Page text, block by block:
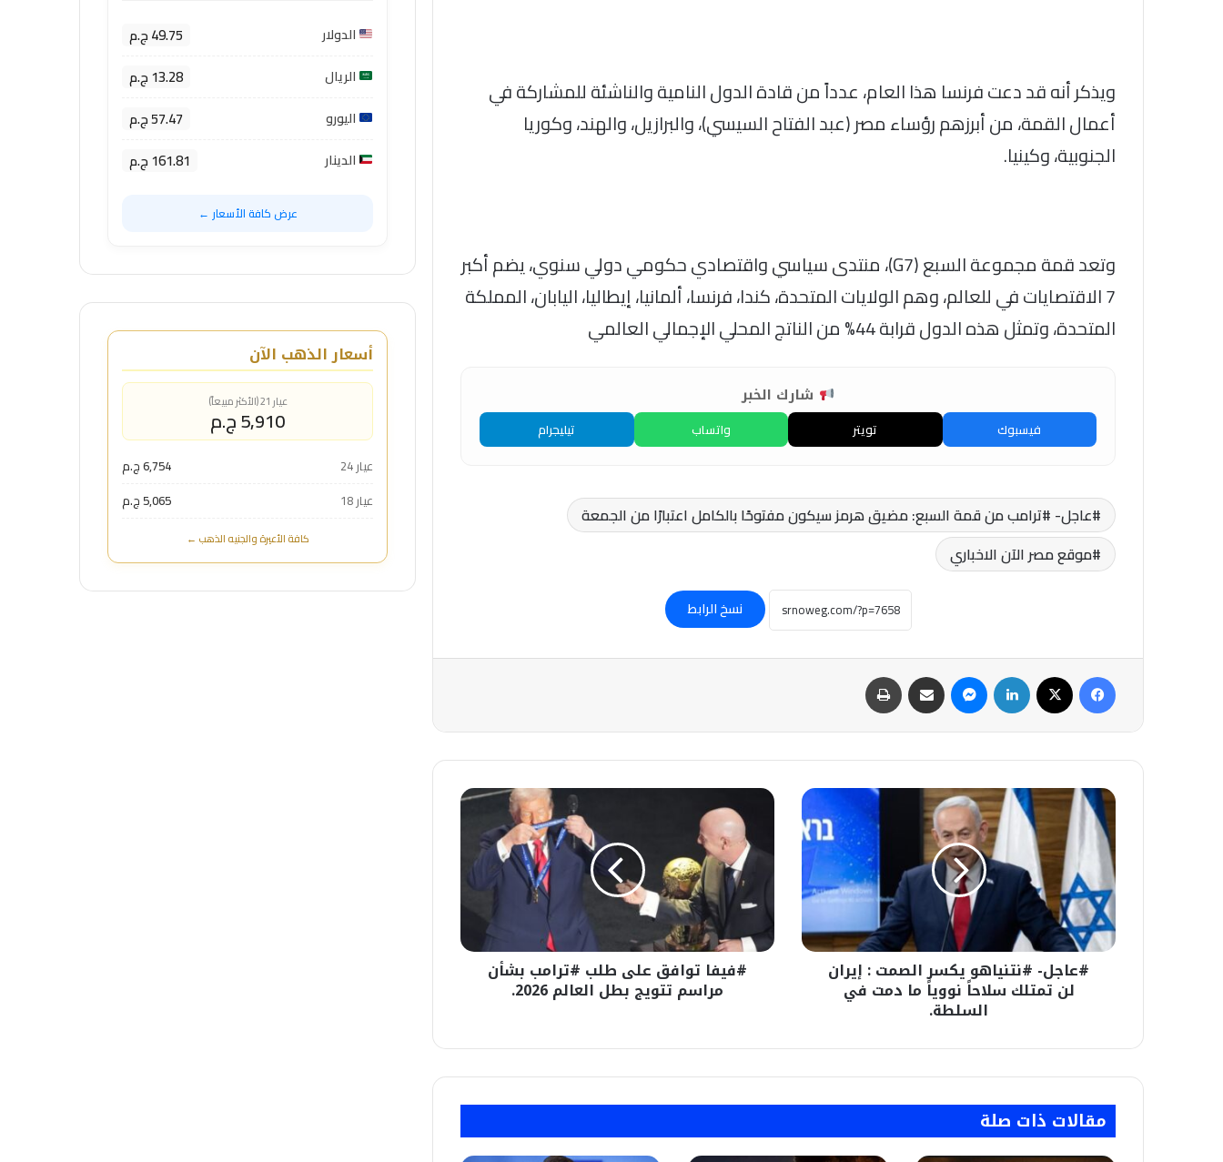
ويذكر أنه قد دعت فرنسا هذا العام، عدداً من قادة الدول النامية والناشئة للمشاركة في
أعمال القمة، من أبرزهم رؤساء مصر (عبد الفتاح السيسي)، والبرازيل، والهند، وكوريا
الجنوبية، وكينيا.
وتعد قمة مجموعة السبع (G7)، منتدى سياسي واقتصادي حكومي دولي سنوي، يضم أكبر
7 الاقتصايات في للعالم، وهم الولايات المتحدة، كندا، فرنسا، ألمانيا، إيطاليا، اليابان، المملكة
المتحدة، وتمثل هذه الدول قرابة 44% من الناتج المحلي الإجمالي العالمي
شارك الخبر
فيسبوك تويتر واتساب تيليجرام
عاجل- #ترامب من قمة السبع: مضيق هرمز سيكون مفتوحًا بالكامل اعتبارًا من الجمعة
موقع مصر الآن الاخباري
نسخ الرابط
فيسبوك لينكدإن ماسنجر مشاركة عبر البريد
#عاجل-
#نتنياهو
يكسر
الصمت
:
إيران
لن
تمتلك
سلاحاً
السلطة.
#عاجل- #نتنياهو يكسر الصمت : إيران
لن تمتلك سلاحاً نووياً ما دمت في
السلطة.
#فيفا
توافق
طلب
#ترامب
مراسم
تتويج
بطل
العالم#فيفا توافق على طلب #ترامب بشأن
مراسم تتويج بطل العالم 2026.
مقالات ذات صلة
الدولار 49.75 ج.م
الريال 13.28 ج.م
اليورو 57.47 ج.م
الدينار 161.81 ج.م
عرض كافة الأسعار ←
أسعار الذهب الآن
عيار 21 (الأكثر مبيعاً)
5,910 ج.م
عيار 24
6,754 ج.م
عيار 18
5,065 ج.م
كافة الأعيرة والجنيه الذهب ←